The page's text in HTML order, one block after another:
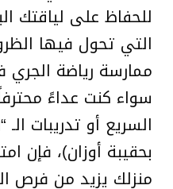
للحفاظ على لياقتك
التي تحول فيها
ممارسة رياضة
سواء كنت عداءً
بحقيبة أوزان)، فإن
منزلك يزيد من فرص